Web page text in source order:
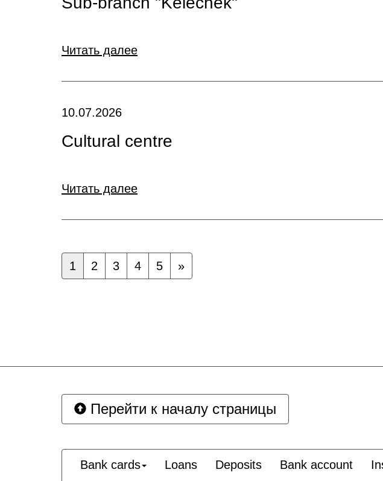
Читать далее
10.07.2026
Cultural centre
Читать далее
1 2 3 4 5 »
Перейти к началу страницы
Bank cards Loans Deposits Bank account